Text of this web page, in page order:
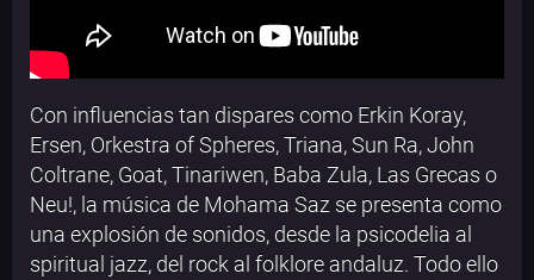
Con influencias tan dispares como Erkin Koray,
Ersen, Orkestra of Spheres, Triana, Sun Ra, John
Coltrane, Goat, Tinariwen, Baba Zula, Las Grecas o
Neu!, la música de Mohama Saz se presenta como
una explosión de sonidos, desde la psicodelia al
spiritual jazz, del rock al folklore andaluz. Todo ello